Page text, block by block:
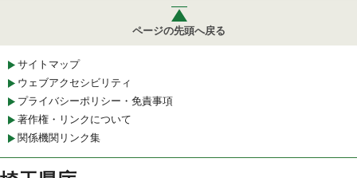
ページの先頭へ戻る
サイトマップ
ウェブアクセシビリティ
プライバシーポリシー・免責事項
著作権・リンクについて
関係機関リンク集